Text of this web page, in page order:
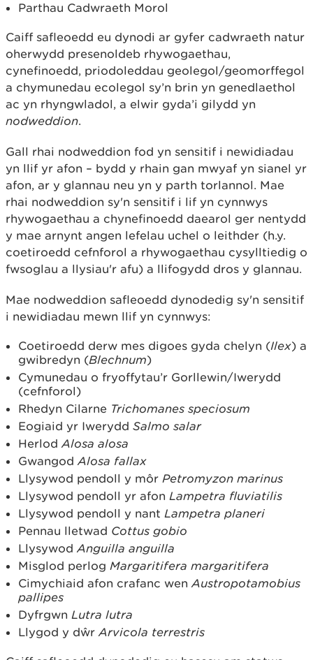
Parthau Cadwraeth Morol
Caiff safleoedd eu dynodi ar gyfer cadwraeth natur
oherwydd presenoldeb rhywogaethau,
cynefinoedd, priodoleddau geolegol/geomorffegol
a chymunedau ecolegol sy’n brin yn genedlaethol
ac yn rhyngwladol, a elwir gyda’i gilydd yn
nodweddion.
Gall rhai nodweddion fod yn sensitif i newidiadau
yn llif yr afon – bydd y rhain gan mwyaf yn sianel yr
afon, ar y glannau neu yn y parth torlannol. Mae
rhai nodweddion sy'n sensitif i lif yn cynnwys
rhywogaethau a chynefinoedd daearol ger nentydd
y mae arnynt angen lefelau uchel o leithder (h.y.
coetiroedd cefnforol a rhywogaethau cysylltiedig o
fwsoglau a llysiau'r afu) a llifogydd dros y glannau.
Mae nodweddion safleoedd dynodedig sy'n sensitif
i newidiadau mewn llif yn cynnwys:
Coetiroedd derw mes digoes gyda chelyn (Ilex) a
gwibredyn (Blechnum)
Cymunedau o fryoffytau’r Gorllewin/Iwerydd
(cefnforol)
Rhedyn Cilarne Trichomanes speciosum
Eogiaid yr Iwerydd Salmo salar
Herlod Alosa alosa
Gwangod Alosa fallax
Llysywod pendoll y môr Petromyzon marinus
Llysywod pendoll yr afon Lampetra fluviatilis
Llysywod pendoll y nant Lampetra planeri
Pennau lletwad Cottus gobio
Llysywod Anguilla anguilla
Misglod perlog Margaritifera margaritifera
Cimychiaid afon crafanc wen Austropotamobius
pallipes
Dyfrgwn Lutra lutra
Llygod y dŵr Arvicola terrestris